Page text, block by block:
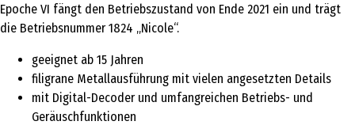
Epoche VI fängt den Betriebszustand von Ende 2021 ein und trägt
die Betriebsnummer 1824 „Nicole“.
geeignet ab 15 Jahren
filigrane Metallausführung mit vielen angesetzten Details
mit Digital-Decoder und umfangreichen Betriebs- und
Geräuschfunktionen